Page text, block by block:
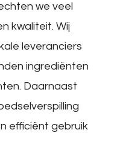
we veel
kwaliteit. Wij
leveranciers
ingrediënten
Daarnaast
efficiënt gebruik